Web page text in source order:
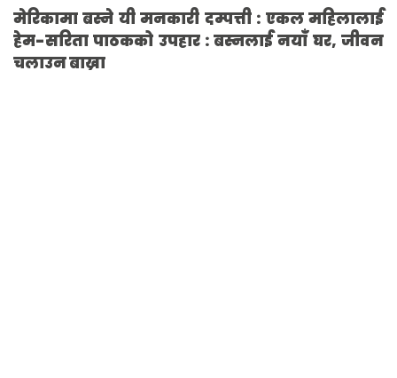
मेरिकामा बस्ने यी मनकारी दम्पत्ती : एकल महिलालाई
हेम-सरिता पाठकको उपहार : बस्नलाई नयाँ घर, जीवन
चलाउन बाख्रा